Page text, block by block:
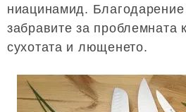
ниацинамид.
забравите за проблемната
сухотата и лющенето.